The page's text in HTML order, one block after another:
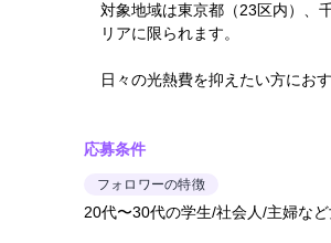
対象地域は東京都（23区内）、
リアに限られます。
日々の光熱費を抑えたい方にお
応募条件
フォロワーの特徴
20代〜30代の学生/社会人/主婦な